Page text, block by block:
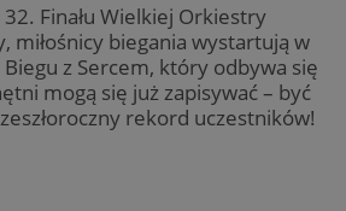
Finału Wielkiej Orkiestry
miłośnicy biegania wystartują w
z Sercem, który odbywa się
mogą się już zapisywać – być
rekord uczestników!